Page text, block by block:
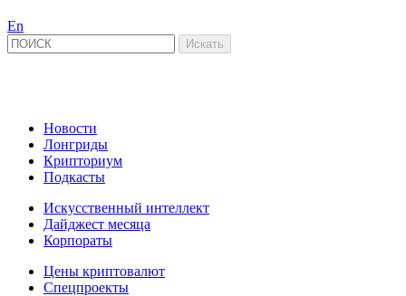
En
Новости
Лонгриды
Крипториум
Подкасты
Искусственный интеллект
Дайджест месяца
Корпораты
Цены криптовалют
Спецпроекты